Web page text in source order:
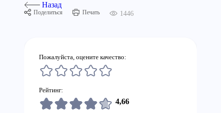
Назад
Поделиться Печать 1446
Пожалуйста, оцените качество:
Рейтинг:
4,66